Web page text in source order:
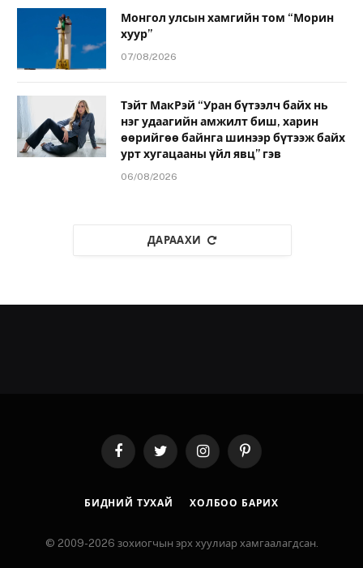
Монгол улсын хамгийн том “Морин
хуур”
07/08/2026
Тэйт МакРэй “Уран бүтээлч байх нь
нэг удаагийн амжилт биш, харин
өөрийгөө байнга шинээр бүтээж байх
урт хугацааны үйл явц” гэв
06/08/2026
ДАРААХИ
FacebookTwitter InstagramPinterest
БИДНИЙ ТУХАЙ ХОЛБОО БАРИХ
© 2009-2026 зохиогчын эрх хуулиар хамгаалагдсан.